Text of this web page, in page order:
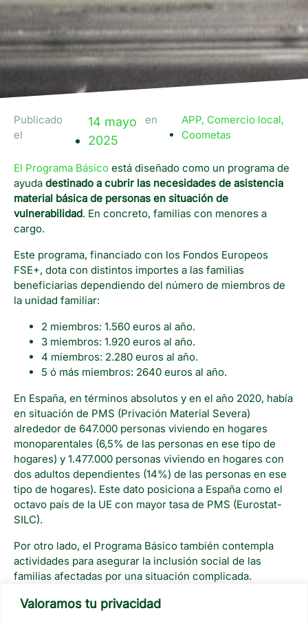
Valoramos tu privacidad
Publicado
el
14 mayo
2025
en APP, Comercio local,
Coometas
El Programa Básico está diseñado como un programa de
ayuda destinado a cubrir las necesidades de asistencia
material básica de personas en situación de
vulnerabilidad. En concreto, familias con menores a
cargo.
Este programa, financiado con los Fondos Europeos
FSE+, dota con distintos importes a las familias
beneficiarias dependiendo del número de miembros de
la unidad familiar:
2 miembros: 1.560 euros al año.
3 miembros: 1.920 euros al año.
4 miembros: 2.280 euros al año.
5 ó más miembros: 2640 euros al año.
En España, en términos absolutos y en el año 2020, había
en situación de PMS (Privación Material Severa)
alrededor de 647.000 personas viviendo en hogares
monoparentales (6,5% de las personas en ese tipo de
hogares) y 1.477.000 personas viviendo en hogares con
dos adultos dependientes (14%) de las personas en ese
tipo de hogares). Este dato posiciona a España como el
octavo país de la UE con mayor tasa de PMS (Eurostat-
SILC).
Por otro lado, el Programa Básico también contempla
actividades para asegurar la inclusión social de las
familias afectadas por una situación complicada.
Pero ¿qué sucede con aquellas personas que no entran